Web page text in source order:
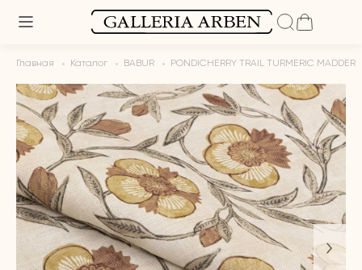
Главная Каталог BABUR PONDICHERRY TRAIL TURMERIC MADDER